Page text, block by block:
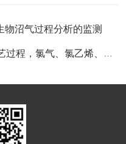
物沼气过程分析的监测
氯化氢微量水分检测及气体分析仪应用